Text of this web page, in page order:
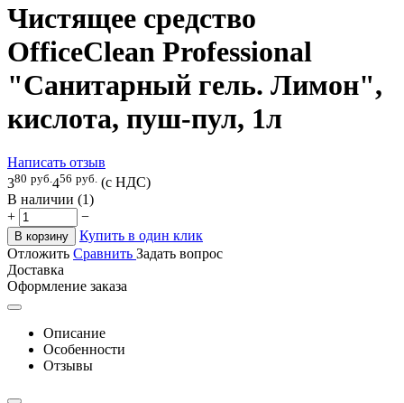
Чистящее средство
OfficeClean Professional
"Санитарный гель. Лимон",
кислота, пуш-пул, 1л
Написать отзыв
380 руб. 456 руб. (с НДС)
В наличии (1)
+
−
В корзину
Купить в один клик
Отложить Сравнить Задать вопрос
Доставка
Оформление заказа
Описание
Особенности
Отзывы